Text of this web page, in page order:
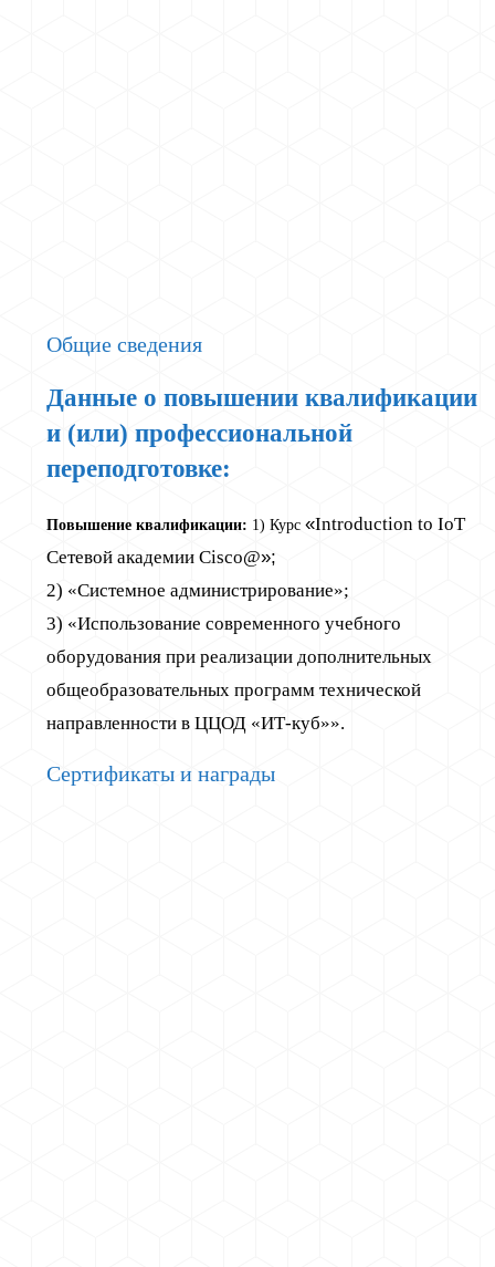
Общие сведения
Данные о повышении квалификации
и (или) профессиональной
переподготовке:
Повышение квалификации: 1) Курс «Introduction to IoT
Сетевой академии Cisco@»;
2) «Системное администрирование»;
3) «Использование современного учебного
оборудования при реализации дополнительных
общеобразовательных программ технической
направленности в ЦЦОД «ИТ-куб»».
Сертификаты и награды